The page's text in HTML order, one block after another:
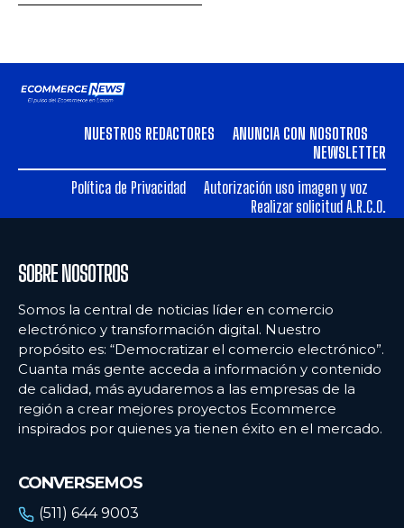
NUESTROS REDACTORES
ANUNCIA CON NOSOTROS
NEWSLETTER
Política de Privacidad
Autorización uso imagen y voz
Realizar solicitud A.R.C.O.
SOBRE NOSOTROS
Somos la central de noticias líder en comercio
electrónico y transformación digital. Nuestro
propósito es: “Democratizar el comercio electrónico”.
Cuanta más gente acceda a información y contenido
de calidad, más ayudaremos a las empresas de la
región a crear mejores proyectos Ecommerce
inspirados por quienes ya tienen éxito en el mercado.
CONVERSEMOS
(511) 644 9003